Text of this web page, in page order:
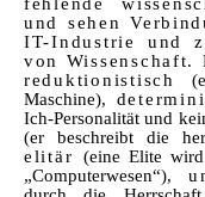
und sehen
IT-Industrie und
von Wissenschaft.
reduktionistisch
Maschine),
Ich-Personalität und
(er beschreibt die
elitär(eine Elite
„Computerwesen“),